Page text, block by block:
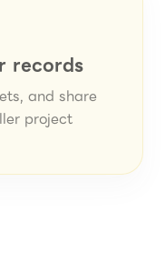
records
and share
project